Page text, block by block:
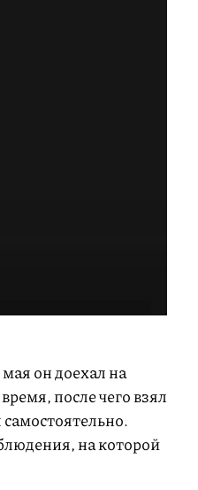
он доехал на
после чего взял
на которой